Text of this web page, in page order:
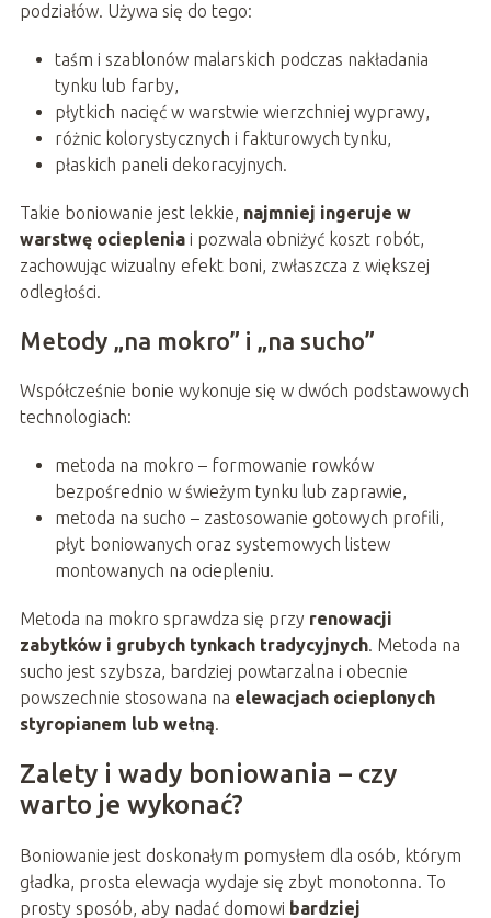
podziałów. Używa się do tego:
taśm i szablonów malarskich podczas nakładania
tynku lub farby,
płytkich nacięć w warstwie wierzchniej wyprawy,
różnic kolorystycznych i fakturowych tynku,
płaskich paneli dekoracyjnych.
Takie boniowanie jest lekkie, najmniej ingeruje w
warstwę ociepleniai pozwala obniżyć koszt robót,
zachowując wizualny efekt boni, zwłaszcza z większej
odległości.
Metody „na mokro” i „na sucho”
Współcześnie bonie wykonuje się w dwóch podstawowych
technologiach:
metoda na mokro – formowanie rowków
bezpośrednio w świeżym tynku lub zaprawie,
metoda na sucho – zastosowanie gotowych profili,
płyt boniowanych oraz systemowych listew
montowanych na ociepleniu.
Metoda na mokro sprawdza się przy renowacji
zabytków i grubych tynkach tradycyjnych. Metoda na
sucho jest szybsza, bardziej powtarzalna i obecnie
powszechnie stosowana na elewacjach ocieplonych
styropianem lub wełną.
Zalety i wady boniowania – czy
warto je wykonać?
Boniowanie jest doskonałym pomysłem dla osób, którym
gładka, prosta elewacja wydaje się zbyt monotonna. To
prosty sposób, aby nadać domowi bardziej